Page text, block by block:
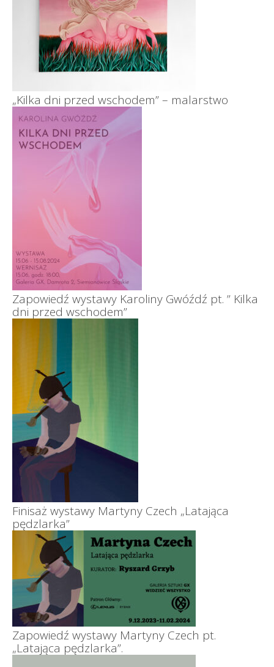
„Kilka dni przed wschodem” – malarstwo
Zapowiedź wystawy Karoliny Gwóźdź pt. ” Kilka
dni przed wschodem”
Finisaż wystawy Martyny Czech „Latająca
pędzlarka”
Zapowiedź wystawy Martyny Czech pt.
„Latająca pędzlarka”.